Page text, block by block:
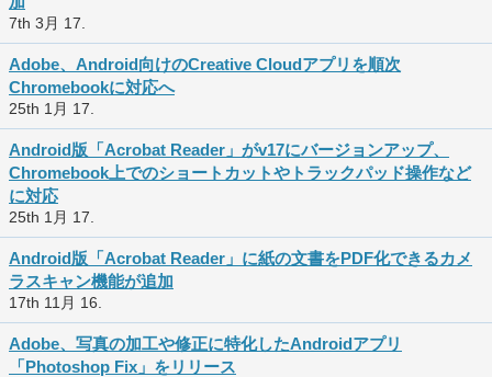
7th 3月 17.
Adobe、Android向けのCreative Cloudアプリを順次
Chromebookに対応へ
25th 1月 17.
Android版「Acrobat Reader」がv17にバージョンアップ、
Chromebook上でのショートカットやトラックパッド操作など
に対応
25th 1月 17.
Android版「Acrobat Reader」に紙の文書をPDF化できるカメ
ラスキャン機能が追加
17th 11月 16.
Adobe、写真の加工や修正に特化したAndroidアプリ
「Photoshop Fix」をリリース